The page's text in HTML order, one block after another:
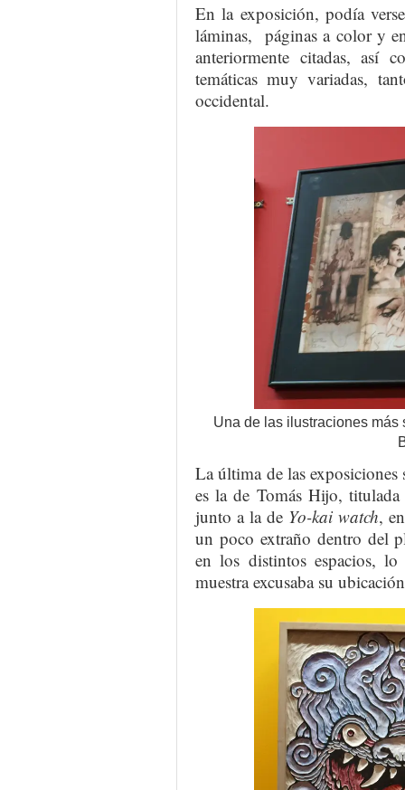
En la exposición, podía
láminas, páginas a color y
anteriormente citadas, así
temáticas muy variadas,
occidental.
Una de las ilustraciones más
La última de las
es la de Tomás Hijo,
junto a la de Yo-kai watch,
un poco extraño dentro del
en los distintos espacios,
muestra excusaba su